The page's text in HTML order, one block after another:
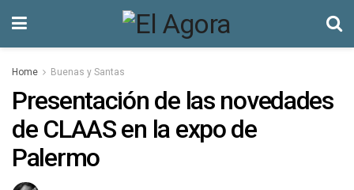
Home Buenas y Santas
Presentación de las novedades
de CLAAS en la expo de
Palermo